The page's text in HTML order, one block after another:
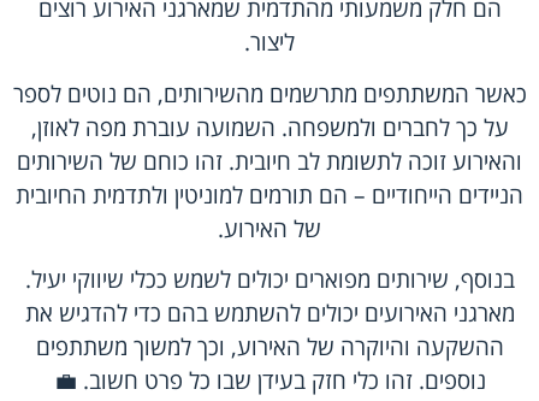
הם חלק משמעותי מהתדמית שמארגני האירוע רוצים
ליצור.
כאשר המשתתפים מתרשמים מהשירותים, הם נוטים לספר
על כך לחברים ולמשפחה. השמועה עוברת מפה לאוזן,
והאירוע זוכה לתשומת לב חיובית. זהו כוחם של השירותים
הניידים הייחודיים – הם תורמים למוניטין ולתדמית החיובית
של האירוע.
בנוסף, שירותים מפוארים יכולים לשמש ככלי שיווקי יעיל.
מארגני האירועים יכולים להשתמש בהם כדי להדגיש את
ההשקעה והיוקרה של האירוע, וכך למשוך משתתפים
נוספים. זהו כלי חזק בעידן שבו כל פרט חשוב. 💼